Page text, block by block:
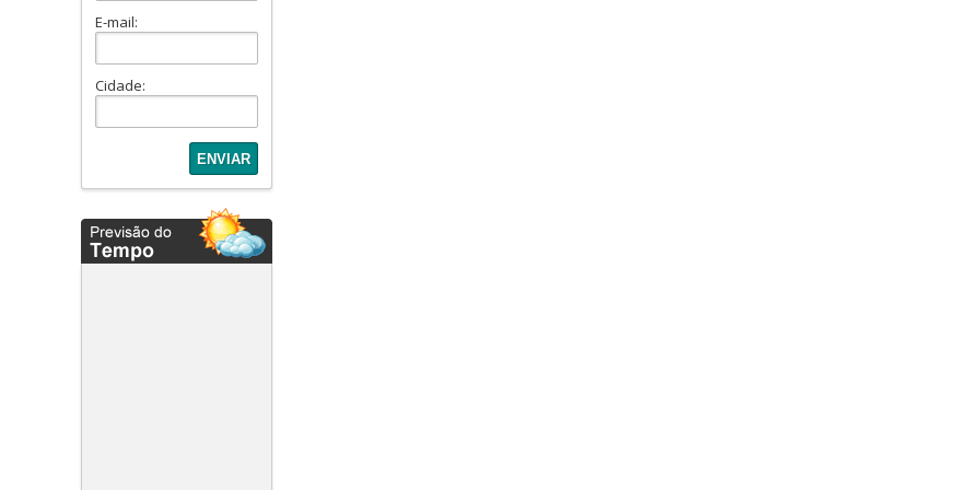
Condominio Mirante II (1)
Condomínio Nova Era (1)
Condominio Patrimonium
Condominio Porto Novo (1)
Condomínio Residencial
Condomínio Residencial
Passaredo. (2)
E-mail:
Cidade: